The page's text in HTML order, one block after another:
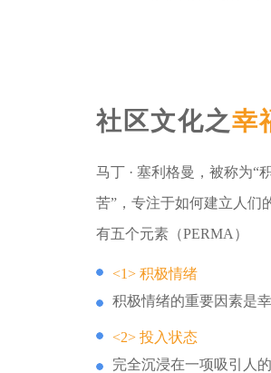
社区文化之幸
马丁 · 塞利格曼，被称为“
苦”，专注于如何建立人们
有五个元素（PERMA）
<1> 积极情绪
积极情绪的重要因素是
<2> 投入状态
完全沉浸在一项吸引人